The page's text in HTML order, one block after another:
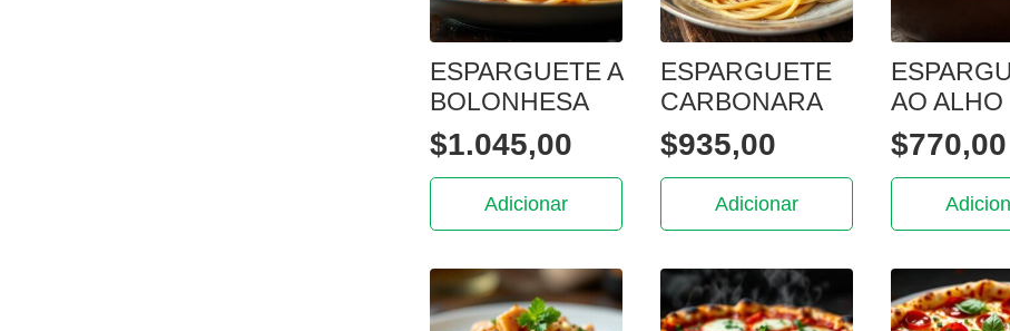
ESPARGUETE A
BOLONHESA
$1.045,00
Adicionar
ESPARGUETE
CARBONARA
$935,00
Adicionar
AO ALHO
$770,00